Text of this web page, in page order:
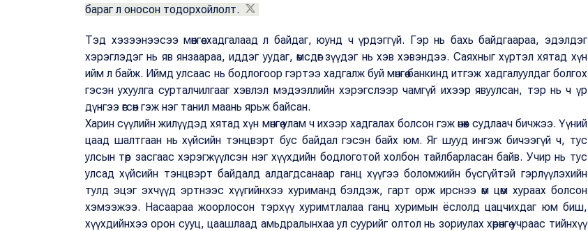
бараг л оносон тодорхойлолт.
Тэд хэзээнээсээ мөнгөө хадгалаад л байдаг, юунд ч үрдэггүй. Гэр нь бахь байдгаараа, эдэлдэг
хэрэглэдэг нь яв янзаараа, иддэг уудаг, өмсдөг зүүдэг нь хэв хэвэндээ. Саяхныг хүртэл хятад хүн
ийм л байж. Иймд улсаас нь бодлогоор гэртээ хадгалж буй мөнгөө банкинд итгэж хадгалуулдаг болгох
гэсэн ухуулга сурталчилгааг хэвлэл мэдээллийн хэрэгслээр чамгүй ихээр явуулсан, тэр нь ч үр
дүнгээ өгсөн гэж нэг танил маань ярьж байсан.
Харин сүүлийн жилүүдэд хятад хүн мөнгөө улам ч ихээр хадгалах болсон гэж өнөөх судлаач бичжээ. Үүний
цаад шалтгаан нь хүйсийн тэнцвэрт бус байдал гэсэн байх юм. Яг шууд ингэж бичээгүй ч, тус
улсын төр засгаас хэрэгжүүлсэн нэг хүүхдийн бодлоготой холбон тайлбарласан байв. Учир нь тус
улсад хүйсийн тэнцвэрт байдалд алдагдсанаар ганц хүүгээ боломжийн бүсгүйтэй гэрлүүлэхийн
тулд эцэг эхчүүд эртнээс хүүгийнхээ хуриманд бэлдэж, гарт орж ирснээ өм цөм хураах болсон
хэмээжээ. Насаараа жоорлосон тэрхүү хуримтлалаа ганц хуримын ёслолд цацчихдаг юм биш,
хүүхдийнхээ орон сууц, цаашлаад амьдралынхаа ул суурийг олтол нь зориулах хөрөнгө учраас тийнхүү